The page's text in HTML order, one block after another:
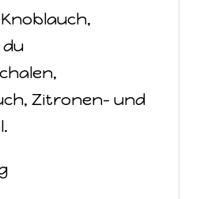
Zitronen- und